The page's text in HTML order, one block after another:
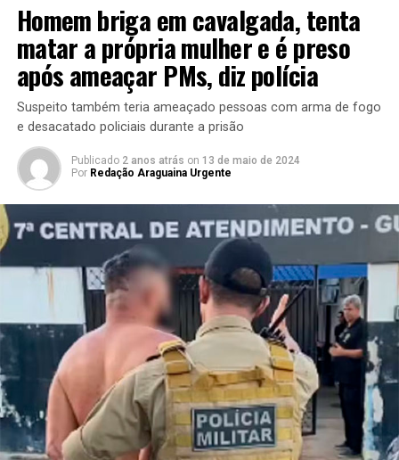
Homem briga em cavalgada, tenta
matar a própria mulher e é preso
após ameaçar PMs, diz polícia
Suspeito também teria ameaçado pessoas com arma de fogo
e desacatado policiais durante a prisão
Publicado 2 anos atrás on 13 de maio de 2024
Por Redação Araguaina Urgente